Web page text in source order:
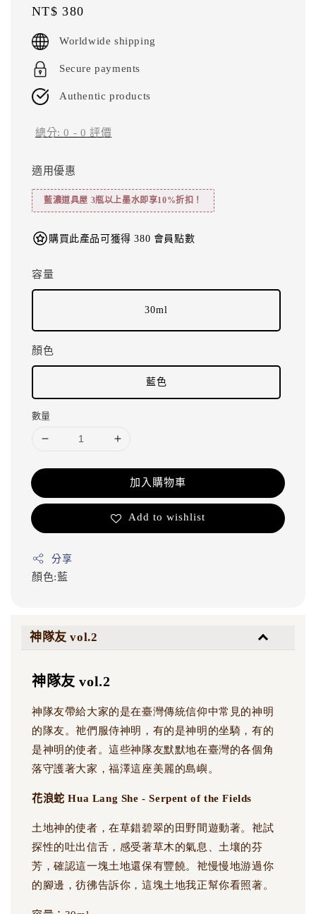
Regular
price
NT$ 380
Worldwide shipping
Secure payments
Authentic products
總分:0 - 0 評價
適用優惠
藍濃道具屋 3瓶以上墨水即享10%折扣！
購買此產品可獲得 380 會員點數
容量
30ml
顏色
藍色
數量
加入購物車
Add to wishlist
分享
顏色:藍
神隊友 vol.2
神隊友 vol.2
神隊友帶給大家的是在臺灣傳統信仰中常見的神明
的隊友。祂們服侍神明，有的是神明的坐騎，有的
是神明的使者。這些神隊友默默地在臺灣的各個角
落守護著大家，福澤這座美麗的島嶼。
花浪蛇 Hua Lang She - Serpent of the Fields
土地神的使者，在草錯碧翠的田野間遊動著。祂試
探性的吐出信舌，感受著草木的氣息、土壤的芬
芳，確認這一塊土地還保有豐饒。祂慢慢地游過你
的腳邊，彷彿告訴你，這塊土地我正幫你看照著。